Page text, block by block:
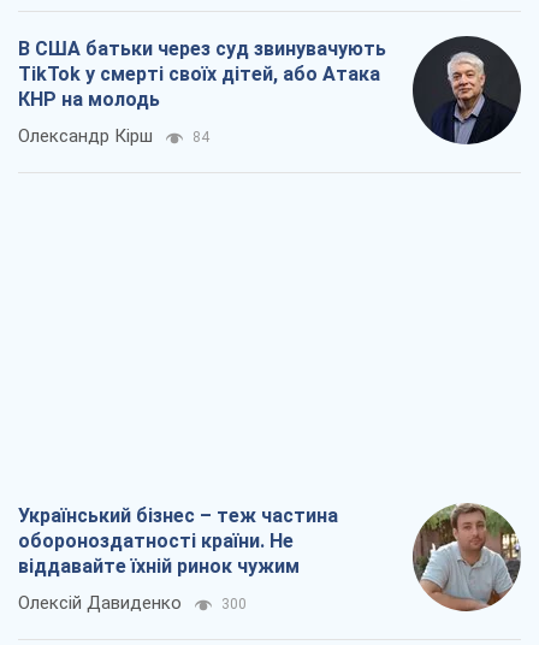
В США батьки через суд звинувачують
TikTok у смерті своїх дітей, або Атака
КНР на молодь
Олександр Кірш 84
Український бізнес – теж частина
обороноздатності країни. Не
віддавайте їхній ринок чужим
Олексій Давиденко 300